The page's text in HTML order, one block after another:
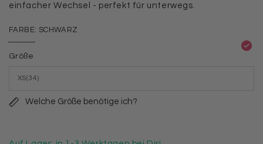
einfacher Wechsel - perfekt für unterwegs.
FARBE: SCHWARZ
ausverkauft
verfügbar
Größe
Welche Größe benötige ich?